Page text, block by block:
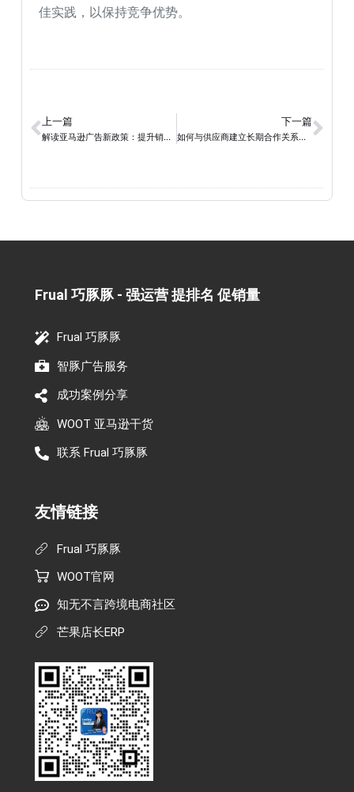
佳实践，以保持竞争优势。
上一篇
解读亚马逊广告新政策：提升销售的关键策略和实用技巧
下一篇
如何与供应商建立长期合作关系？清货供应链管理的黄金法则！
Frual 巧豚豚 - 强运营 提排名 促销量​
Frual 巧豚豚
智豚广告服务
成功案例分享
WOOT 亚马逊干货
联系 Frual 巧豚豚
友情链接
Frual 巧豚豚
WOOT官网
知无不言跨境电商社区
芒果店长ERP